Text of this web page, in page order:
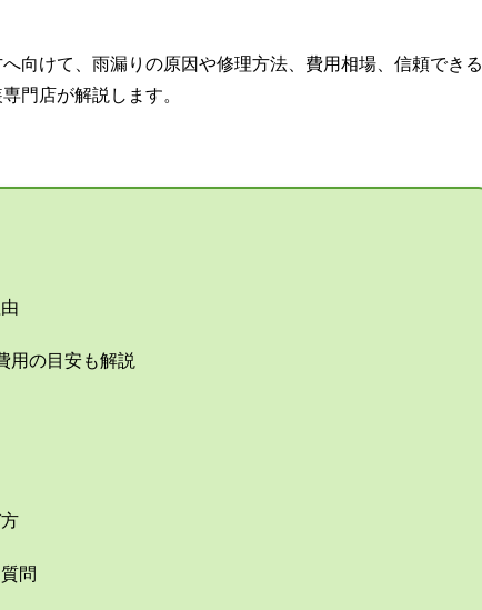
向けて、雨漏りの原因や修理方法、費用相場、信頼できる
門店が解説します。
用の目安も解説
問